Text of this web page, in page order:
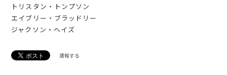
トリスタン・トンプソン
エイブリー・ブラッドリー
ジャクソン・ヘイズ
通報する